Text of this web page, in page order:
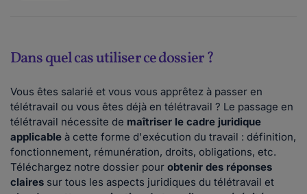
Dans quel cas utiliser ce dossier ?
Vous êtes salarié et vous vous apprêtez à passer en
télétravail ou vous êtes déjà en télétravail ? Le passage en
télétravail nécessite de maîtriser le cadre juridique
applicable à cette forme d'exécution du travail : définition,
fonctionnement, rémunération, droits, obligations, etc.
Téléchargez notre dossier pour obtenir des réponses
claires sur tous les aspects juridiques du télétravail et